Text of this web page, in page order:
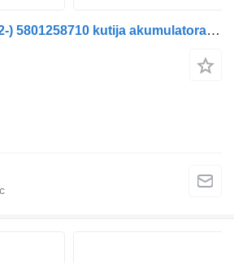
IVECO Stralis (01.02-) 5801258710 kutija akumulatora za IVECO Stralis, Trakker (2002-) tegljača